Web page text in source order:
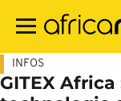
contenu
INFOS
GITEX